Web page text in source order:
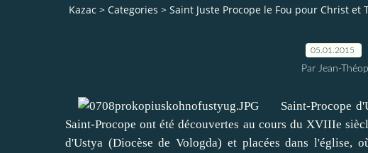
Kazac > Categories > Saint Juste Procope le Fou pour Christ et
05.01.2015
Par Jean-
Saint-Procope
Saint-Procope ont été découvertes au cours du XVIIIe
d'Ustya (Diocèse de Vologda) et placées dans l'église,